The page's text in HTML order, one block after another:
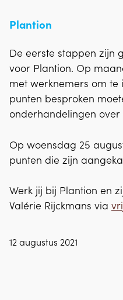
Plantion
De eerste stappen zijn
voor Plantion. Op
met werknemers om te
punten besproken
onderhandelingen over
Op woensdag 25
punten die zijn
Werk jij bij Plantion en
Valérie Rijckmans via
12 augustus 2021